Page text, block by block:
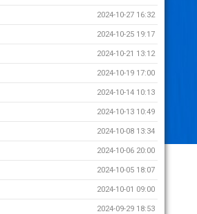
2024-10-27 16:32
2024-10-25 19:17
2024-10-21 13:12
2024-10-19 17:00
2024-10-14 10:13
2024-10-13 10:49
2024-10-08 13:34
2024-10-06 20:00
2024-10-05 18:07
2024-10-01 09:00
2024-09-29 18:53